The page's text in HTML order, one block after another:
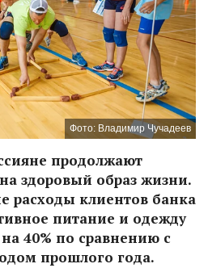
Фото: Владимир Чучадеев
продолжают
здоровый образ жизни.
расходы клиентов банка
питание и одежду
40% по сравнению с
прошлого года.